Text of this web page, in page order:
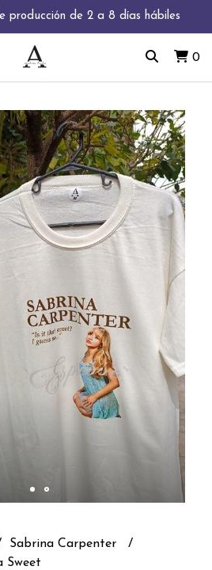
producción de 2 a 8 días hábiles
0
Sabrina Carpenter
Sweet